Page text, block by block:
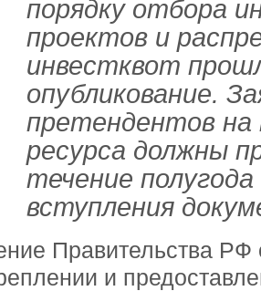
порядку отбора
проектов и
инвестквот
опубликование.
претендентов на
ресурса должны
течение полугода
вступления
Правительства
и